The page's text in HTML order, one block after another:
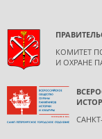
КОМИТЕТ
И ОХРАНЕ